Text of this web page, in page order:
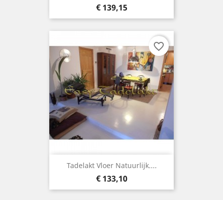
Prijs
€ 139,15
Tadelakt Vloer Natuurlijk....
Prijs
€ 133,10
favorite_border